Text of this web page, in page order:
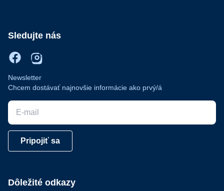
Sledujte nás
Newsletter
Chcem dostávať najnovšie informácie ako prvý/á
E-mail
Pripojiť sa
Dôležité odkazy